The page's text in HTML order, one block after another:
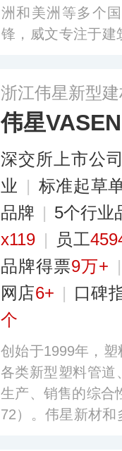
洲和美洲等多个
锋，威文专注于建
的耐用性和模块化
和海绵城市建设。
浙江伟星新型
伟星VASEN
深交所上市公
业 | 标准起草
品牌 | 5个行业
x119 | 员工
品牌得票9万+
网店6+ | 口碑
个
创始于1999年，
各类新型塑料管道
生产、销售的综合
72）。伟星新材